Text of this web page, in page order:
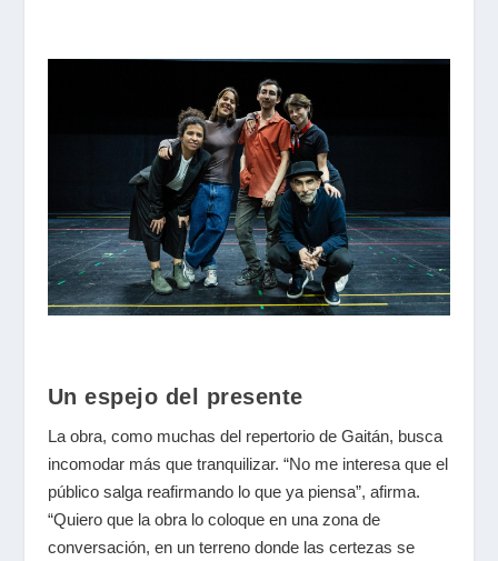
Un espejo del presente
La obra, como muchas del repertorio de Gaitán, busca
incomodar más que tranquilizar. “No me interesa que el
público salga reafirmando lo que ya piensa”, afirma.
“Quiero que la obra lo coloque en una zona de
conversación, en un terreno donde las certezas se